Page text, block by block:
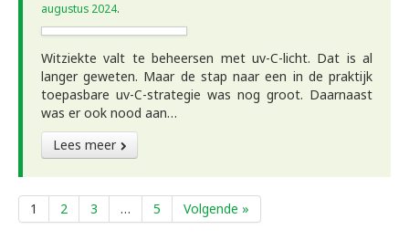
augustus 2024.
Witziekte valt te beheersen met uv-C-licht. Dat is al
langer geweten. Maar de stap naar een in de praktijk
toepasbare uv-C-strategie was nog groot. Daarnaast
was er ook nood aan…
Lees meer
1 2 3 … 5 Volgende »